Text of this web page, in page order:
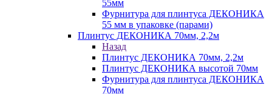
55мм
Фурнитура для плинтуса ДЕКОНИКА
55 мм в упаковке (парами)
Плинтус ДЕКОНИКА 70мм, 2,2м
Назад
Плинтус ДЕКОНИКА 70мм, 2,2м
Плинтус ДЕКОНИКА высотой 70мм
Фурнитура для плинтуса ДЕКОНИКА
70мм